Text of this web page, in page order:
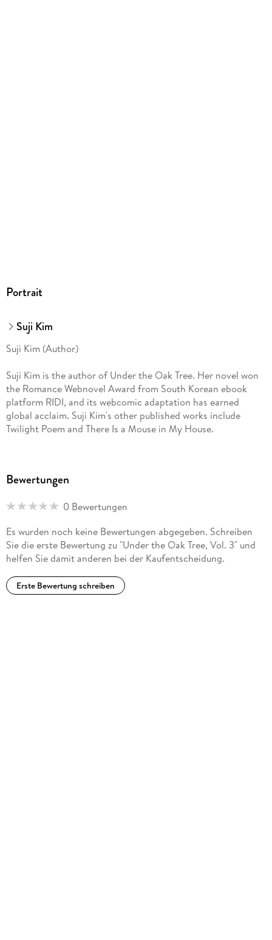
Portrait
Suji Kim
Suji Kim (Author)
Suji Kim is the author of Under the Oak Tree. Her novel won
the Romance Webnovel Award from South Korean ebook
platform RIDI, and its webcomic adaptation has earned
global acclaim. Suji Kim's other published works include
Twilight Poem and There Is a Mouse in My House.
P is the illustrator of the official webcomic adaptation of Suji
RIDI's flagship romance series and won the grand prize at the
Oak Tree continues to be serialized and has garnered
immense love from around the globe.
Bewertungen
0 Bewertungen
Es wurden noch keine Bewertungen abgegeben. Schreiben
Sie die erste Bewertung zu "Under the Oak Tree, Vol. 3" und
helfen Sie damit anderen bei der Kaufentscheidung.
Erste Bewertung schreiben